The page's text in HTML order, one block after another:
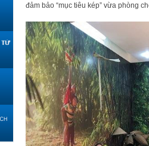
đảm bảo “mục tiêu kép” vừa phòng